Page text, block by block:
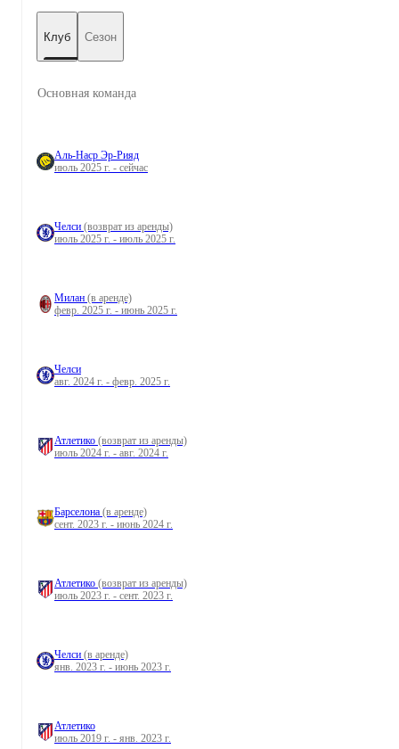
Клуб Сезон
Основная команда
Аль-Наср Эр-Рияд
июль 2025 г. - сейчас
Челси (возврат из аренды)
июль 2025 г. - июль 2025 г.
Милан (в аренде)
февр. 2025 г. - июнь 2025 г.
Челси
авг. 2024 г. - февр. 2025 г.
Атлетико (возврат из аренды)
июль 2024 г. - авг. 2024 г.
Барселона (в аренде)
сент. 2023 г. - июнь 2024 г.
Атлетико (возврат из аренды)
июль 2023 г. - сент. 2023 г.
Челси (в аренде)
янв. 2023 г. - июнь 2023 г.
Атлетико
июль 2019 г. - янв. 2023 г.